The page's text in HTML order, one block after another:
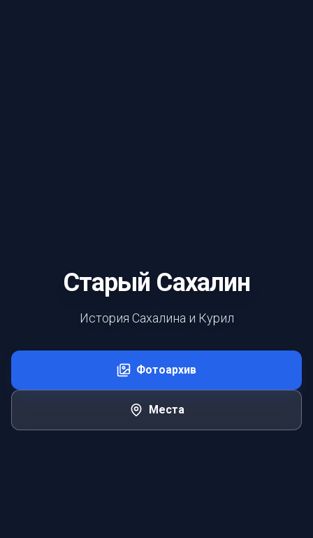
Старый Сахалин
История Сахалина и Курил
Фотоархив
Места